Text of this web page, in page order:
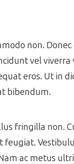
non.
vel viverra
eros. Ut in
bibendum.
fringilla non.
ac metus